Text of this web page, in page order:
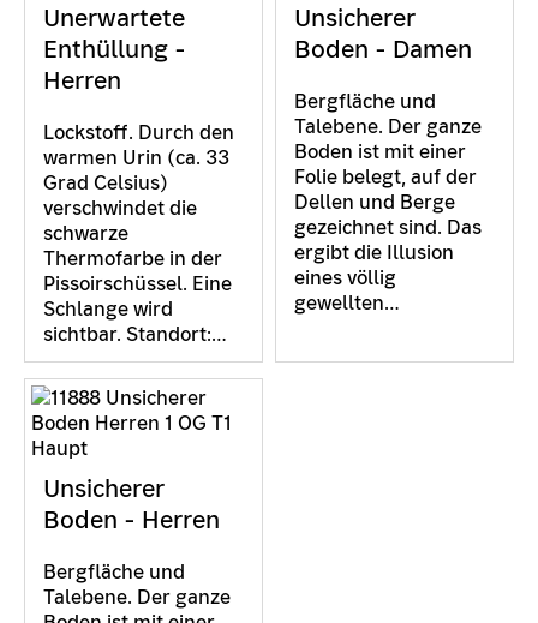
Unerwartete
Enthüllung -
Herren
Lockstoff. Durch den
warmen Urin (ca. 33
Grad Celsius)
verschwindet die
schwarze
Thermofarbe in der
Pissoirschüssel. Eine
Schlange wird
sichtbar. Standort:…
Unsicherer
Boden - Damen
Bergfläche und
Talebene. Der ganze
Boden ist mit einer
Folie belegt, auf der
Dellen und Berge
gezeichnet sind. Das
ergibt die Illusion
eines völlig
gewellten…
Unsicherer
Boden - Herren
Bergfläche und
Talebene. Der ganze